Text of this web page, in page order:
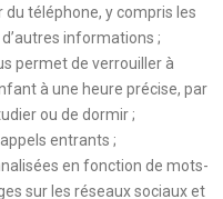
téléphone, y compris les
informations ;
permet de verrouiller à
à une heure précise, par
ou de dormir ;
entrants ;
en fonction de mots-
sur les réseaux sociaux et